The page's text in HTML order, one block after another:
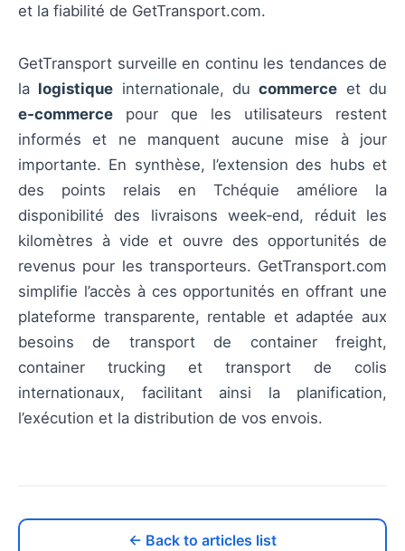
et la fiabilité de GetTransport.com.
GetTransport surveille en continu les tendances de
la logistique internationale, ducommerce et du
e‑commerce pour que les utilisateurs restent
informés et ne manquent aucune mise à jour
importante. En synthèse, l’extension des hubs et
des points relais en Tchéquie améliore la
disponibilité des livraisons week‑end, réduit les
kilomètres à vide et ouvre des opportunités de
revenus pour les transporteurs. GetTransport.com
simplifie l’accès à ces opportunités en offrant une
plateforme transparente, rentable et adaptée aux
besoins de transport de container freight,
container trucking et transport de colis
internationaux, facilitant ainsi la planification,
l’exécution et la distribution de vos envois.
← Back to articles list